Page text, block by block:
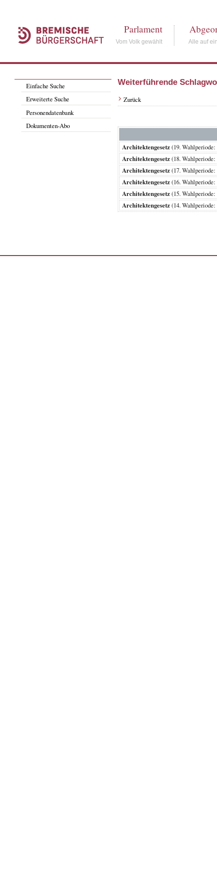
Parlament
Vom Volk gewählt Alle auf
Einfache Suche
Erweiterte Suche
Personendatenbank
Dokumenten-Abo
Weiterführende
Zurück
Architektengesetz(19.
Architektengesetz(18.
Architektengesetz(17.
Architektengesetz(16.
Architektengesetz(15.
Architektengesetz(14.